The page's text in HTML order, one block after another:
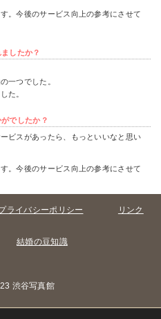
。今後のサービス向上の参考にさせて
したか？
一つでした。
た。
でしたか？
ビスがあったら、もっといいなと思い
。今後のサービス向上の参考にさせて
ライバシーポリシー リンク
結婚の豆知識
渋谷写真館